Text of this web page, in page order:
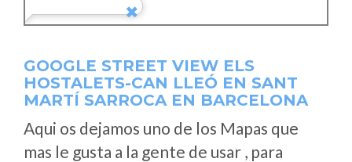
GOOGLE STREET VIEW ELS
HOSTALETS-CAN LLEÓ EN SANT
MARTÍ SARROCA EN BARCELONA
Aqui os dejamos uno de los Mapas que
mas le gusta a la gente de usar , para